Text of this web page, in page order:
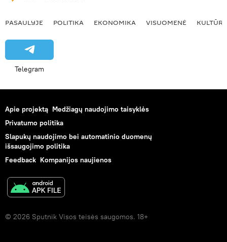
PASAULYJE POLITIKA EKONOMIKA VISUOMENĖ KULTŪRA
Telegram
Apie projektą Medžiagų naudojimo taisyklės
Privatumo politika
Slapukų naudojimo bei automatinio duomenų
išsaugojimo politika
Feedback Kompanijos naujienos
© 2026 Sputnik Visos teisės saugomos. 18+